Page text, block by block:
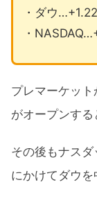
・ダウ
・
プレマーケッ
がオープンする
その後もナス
にかけてダウを